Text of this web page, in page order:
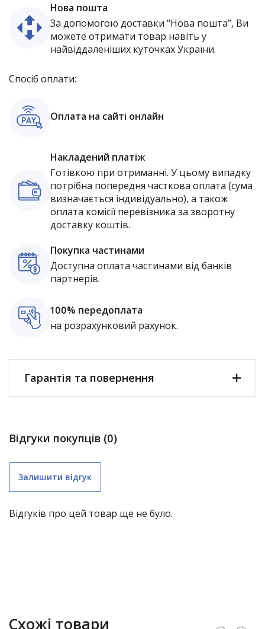
Нова пошта
За допомогою доставки “Нова пошта”, Ви
можете отримати товар навіть у
найвіддаленіших куточках України.
Спосіб оплати:
Оплата на сайті онлайн
Накладений платіж
Готівкою при отриманні. У цьому випадку
потрібна попередня часткова оплата (сума
визначається індивідуально), а також
оплата комісії перевізника за зворотну
доставку коштів.
Покупка частинами
Доступна оплата частинами від банків
партнерів.
100% передоплата
на розрахунковий рахунок.
Гарантія та повернення
садові гойдалки – 1 рік;
Відгуки покупців (0)
Залишити відгук
Відгуків про цей товар ще не було.
Схожі товари